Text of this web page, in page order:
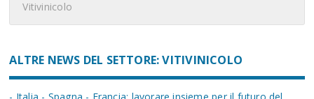
Vitivinicolo
ALTRE NEWS DEL SETTORE: VITIVINICOLO